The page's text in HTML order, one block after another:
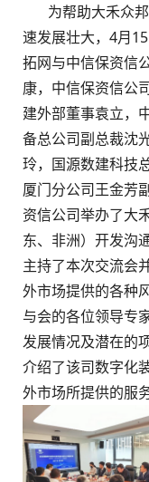
为帮助大禾众邦
速发展壮大，4月
拓网与中信保资信
康，中信保资信公
建外部董事袁立，
备总公司副总裁沈
玲，国源数建科技
厦门分公司王金芳
资信公司举办了大
东、非洲）开发沟
主持了本次交流会
外市场提供的各种
与会的各位领导专
发展情况及潜在的
介绍了该司数字化
外市场所提供的服